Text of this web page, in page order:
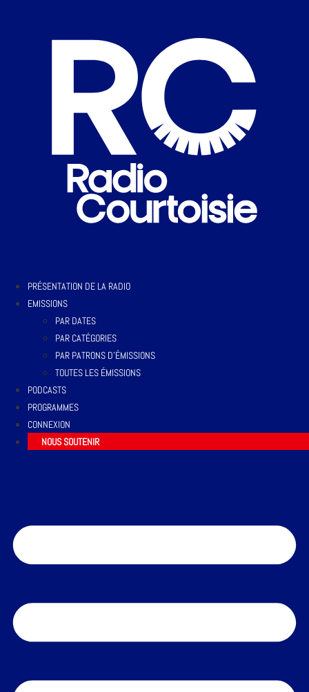
PRÉSENTATION DE LA RADIO
EMISSIONS
PAR DATES
PAR CATÉGORIES
PAR PATRONS D’ÉMISSIONS
TOUTES LES ÉMISSIONS
PODCASTS
PROGRAMMES
CONNEXION
NOUS SOUTENIR